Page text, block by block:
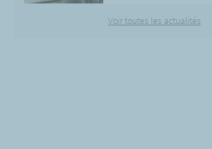
Voir toutes les actualités